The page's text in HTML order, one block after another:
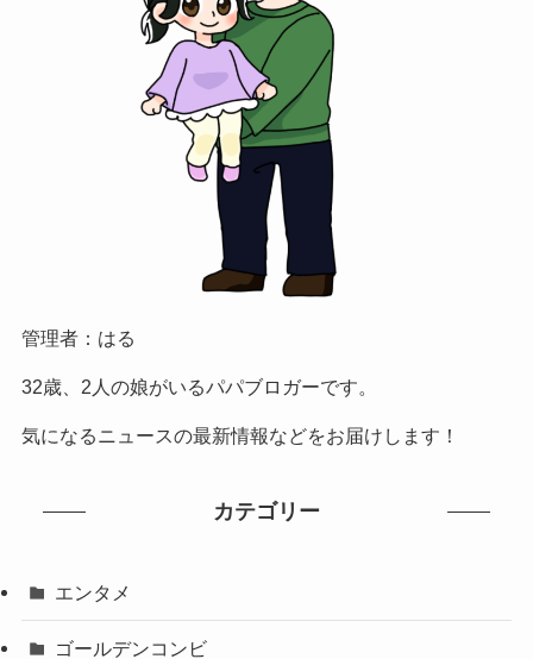
管理者：はる
32歳、2人の娘がいるパパブロガーです。
気になるニュースの最新情報などをお届けします！
カテゴリー
エンタメ
ゴールデンコンビ